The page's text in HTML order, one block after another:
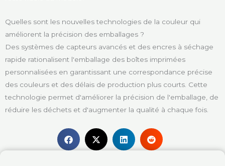
Quelles sont les nouvelles technologies de la couleur qui
améliorent la précision des emballages ?
Des systèmes de capteurs avancés et des encres à séchage
rapide rationalisent l'emballage des boîtes imprimées
personnalisées en garantissant une correspondance précise
des couleurs et des délais de production plus courts. Cette
technologie permet d'améliorer la précision de l'emballage, de
réduire les déchets et d'augmenter la qualité à chaque fois.